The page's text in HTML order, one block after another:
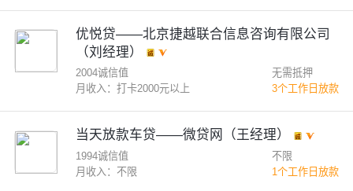
优悦贷——北京捷越联合信息咨询有限公司
（刘经理）
2004诚信值
月收入：打卡2000元以上
无需抵押
3个工作日放款
当天放款车贷——微贷网（王经理）
1994诚信值
月收入：不限
不限
1个工作日放款